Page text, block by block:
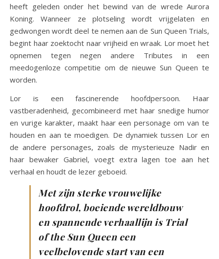
heeft geleden onder het bewind van de wrede Aurora
Koning. Wanneer ze plotseling wordt vrijgelaten en
gedwongen wordt deel te nemen aan de Sun Queen Trials,
begint haar zoektocht naar vrijheid en wraak. Lor moet het
opnemen tegen negen andere Tributes in een
meedogenloze competitie om de nieuwe Sun Queen te
worden.
Lor is een fascinerende hoofdpersoon. Haar
vastberadenheid, gecombineerd met haar snedige humor
en vurige karakter, maakt haar een personage om van te
houden en aan te moedigen. De dynamiek tussen Lor en
de andere personages, zoals de mysterieuze Nadir en
haar bewaker Gabriel, voegt extra lagen toe aan het
verhaal en houdt de lezer geboeid​.
Met zijn sterke vrouwelijke
hoofdrol, boeiende wereldbouw
en spannende verhaallijn is Trial
of the Sun Queen een
veelbelovende start van een